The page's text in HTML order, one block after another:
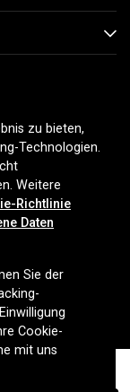
AB
zu bieten,
Technologien.
Weitere
Richtlinie
Daten
Sie der
Cookie-
mit uns